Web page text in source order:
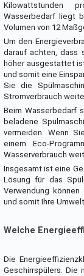
Kilowattstunden
Wasserbedarf liegt
Volumen von 12
Um den
darauf achten, dass
höher ausgestattet
und somit eine
Sie die
Stromverbrauch
Beim Wasserbedarf
beladene
vermeiden. Wenn
einem Eco-
Wasserverbrauch
Insgesamt ist eine
Lösung für das
Verwendung
und somit Ihre
Welche
Die
Geschirrspülers. Die